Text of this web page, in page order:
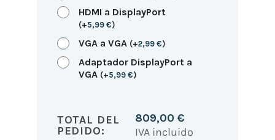
HDMI a DisplayPort
(+5,99 €)
VGA a VGA (+2,99 €)
Adaptador DisplayPort a
VGA (+5,99 €)
TOTAL DEL
PEDIDO:
809,00 €
IVA incluido